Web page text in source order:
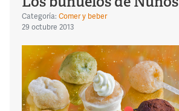
Categoría: Comer y beber
29 octubre 2013